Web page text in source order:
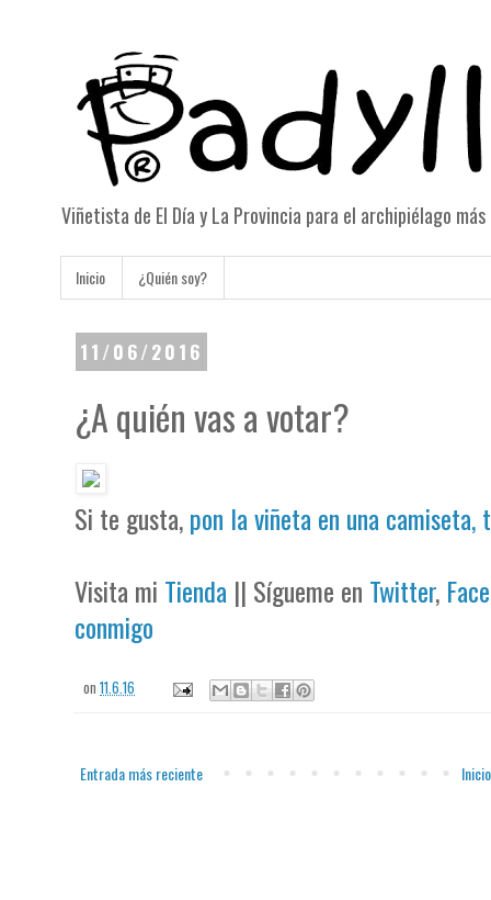
Viñetista de El Día y La Provincia para el archipiélago
Inicio ¿Quién soy?
11/06/2016
¿A quién vas a votar?
Si te gusta,pon la viñeta en una camiseta,
Visita mi Tienda || Sígueme en Twitter,
conmigo
on11.6.16
Entrada más reciente Inicio